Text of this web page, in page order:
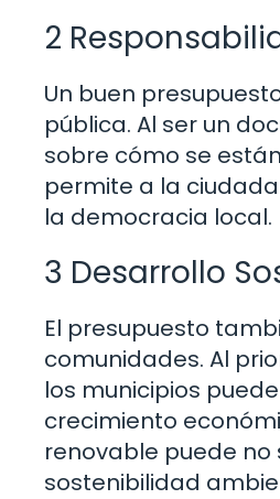
2
Un buen
pública. Al ser un
sobre cómo se
permite a la
la democracia local.
3 Desarrollo
El presupuesto
comunidades. Al
los municipios
crecimiento
renovable puede no
sostenibilidad